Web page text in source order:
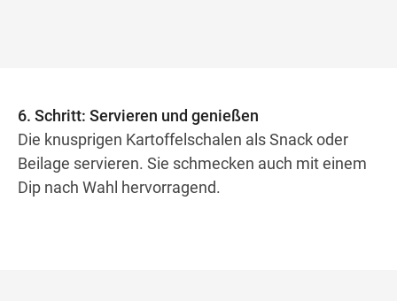
6. Schritt: Servieren und genießen
Die knusprigen Kartoffelschalen als Snack oder
Beilage servieren. Sie schmecken auch mit einem
Dip nach Wahl hervorragend.